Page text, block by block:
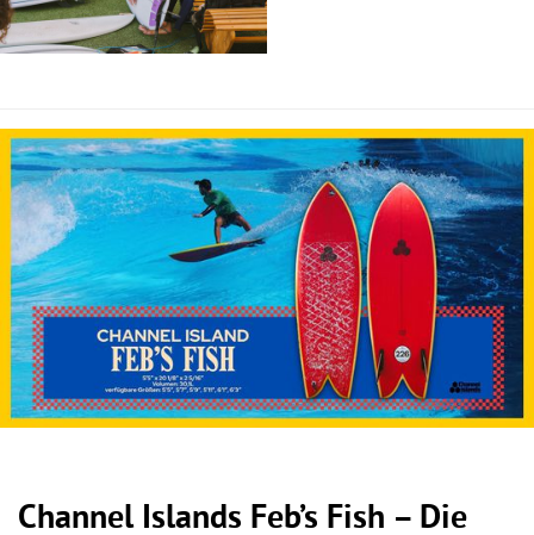
Channel Islands Feb’s Fish – Die